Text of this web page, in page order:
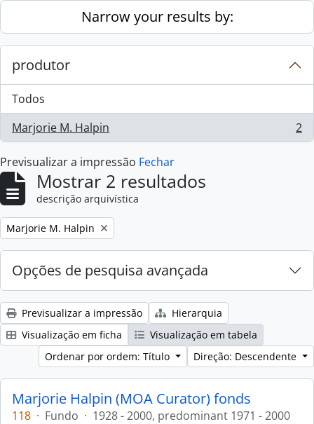
Skip to main contentNarrow your results by:
produtor
Todos
Marjorie M. Halpin
, 2 resultados 2
Previsualizar a impressão Fechar
Mostrar 2 resultados
descrição arquivística
Remove filter:
Marjorie M. Halpin
Opções de pesquisa avançada
Previsualizar a impressão
Hierarquia
Visualização em ficha
Visualização em tabela
Ordenar por ordem: Título
Direção: Descendente
Marjorie Halpin (MOA Curator) fonds
118 · Fundo · 1928 - 2000, predominant 1971 - 2000